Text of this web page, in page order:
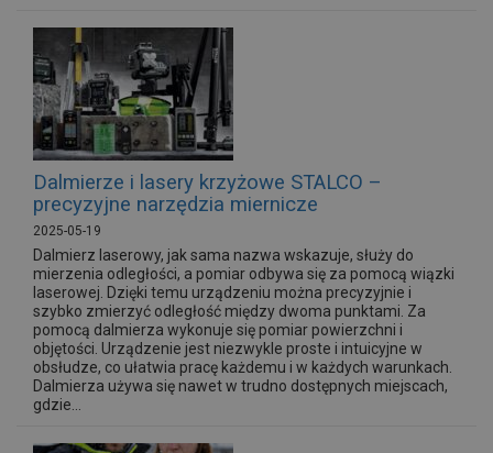
Dalmierze i lasery krzyżowe STALCO –
precyzyjne narzędzia miernicze
2025-05-19
Dalmierz laserowy, jak sama nazwa wskazuje, służy do
mierzenia odległości, a pomiar odbywa się za pomocą wiązki
laserowej. Dzięki temu urządzeniu można precyzyjnie i
szybko zmierzyć odległość między dwoma punktami. Za
pomocą dalmierza wykonuje się pomiar powierzchni i
objętości. Urządzenie jest niezwykle proste i intuicyjne w
obsłudze, co ułatwia pracę każdemu i w każdych warunkach.
Dalmierza używa się nawet w trudno dostępnych miejscach,
gdzie...